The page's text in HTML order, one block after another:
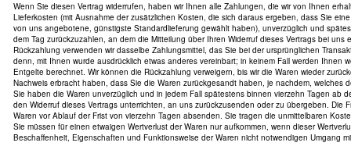
Wenn Sie diesen Vertrag widerrufen, haben wir Ihnen alle Zahlungen, die wir von Ihnen
Lieferkosten (mit Ausnahme der zusätzlichen Kosten, die sich daraus ergeben, dass Sie
von uns angebotene, günstigste Standardlieferung gewählt haben), unverzüglich und
dem Tag zurückzuzahlen, an dem die Mitteilung über Ihren Widerruf dieses Vertrags bei uns
Rückzahlung verwenden wir dasselbe Zahlungsmittel, das Sie bei der ursprünglichen
denn, mit Ihnen wurde ausdrücklich etwas anderes vereinbart; in keinem Fall werden Ihnen
Entgelte berechnet. Wir können die Rückzahlung verweigern, bis wir die Waren wieder
Nachweis erbracht haben, dass Sie die Waren zurückgesandt haben, je nachdem, welches
Sie haben die Waren unverzüglich und in jedem Fall spätestens binnen vierzehn Tagen ab
den Widerruf dieses Vertrags unterrichten, an uns zurückzusenden oder zu übergeben. Die
Waren vor Ablauf der Frist von vierzehn Tagen absenden. Sie tragen die unmittelbaren
Sie müssen für einen etwaigen Wertverlust der Waren nur aufkommen, wenn dieser
Beschaffenheit, Eigenschaften und Funktionsweise der Waren nicht notwendigen Umgang